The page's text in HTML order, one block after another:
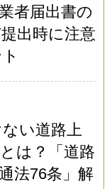
者届出書の
出時に注意
い道路上
は？「道路
法76条」解